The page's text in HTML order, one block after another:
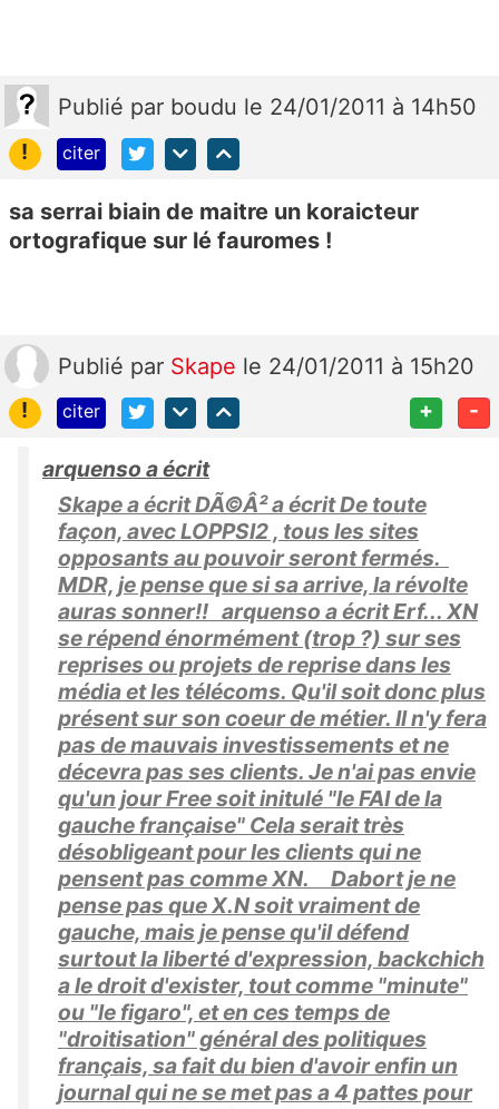
Publié par boudu le 24/01/2011 à 14h50
!
citer
sa serrai biain de maitre un koraicteur
ortografique sur lé fauromes !
Publié par Skape le 24/01/2011 à 15h20
!
citer + -
arquenso a écrit
Skape a écrit DÃ©Â² a écrit De toute
façon, avec LOPPSI2 , tous les sites
opposants au pouvoir seront fermés.
MDR, je pense que si sa arrive, la révolte
auras sonner!! arquenso a écrit Erf... XN
se répend énormément (trop ?) sur ses
reprises ou projets de reprise dans les
média et les télécoms. Qu'il soit donc plus
présent sur son coeur de métier. Il n'y fera
pas de mauvais investissements et ne
décevra pas ses clients. Je n'ai pas envie
qu'un jour Free soit initulé "le FAI de la
gauche française" Cela serait très
désobligeant pour les clients qui ne
pensent pas comme XN. Dabort je ne
pense pas que X.N soit vraiment de
gauche, mais je pense qu'il défend
surtout la liberté d'expression, backchich
a le droit d'exister, tout comme "minute"
ou "le figaro", et en ces temps de
"droitisation" général des politiques
français, sa fait du bien d'avoir enfin un
journal qui ne se met pas a 4 pattes pour